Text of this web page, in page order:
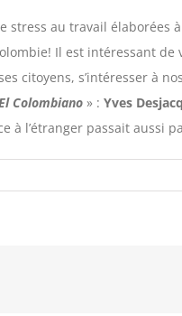
stress au travail
Il est intéressant
citoyens, s’intéresser à
Colombiano » : Yves
à l’étranger passait aussi